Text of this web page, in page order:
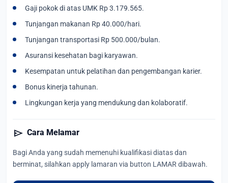
Gaji pokok di atas UMK Rp 3.179.565.
Tunjangan makanan Rp 40.000/hari.
Tunjangan transportasi Rp 500.000/bulan.
Asuransi kesehatan bagi karyawan.
Kesempatan untuk pelatihan dan pengembangan karier.
Bonus kinerja tahunan.
Lingkungan kerja yang mendukung dan kolaboratif.
send Cara Melamar
Bagi Anda yang sudah memenuhi kualifikasi diatas dan
berminat, silahkan apply lamaran via button LAMAR dibawah.